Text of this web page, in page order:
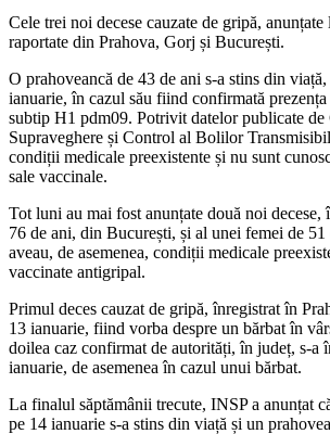
Cele trei noi decese cauzate de gripă,
raportate din Prahova, Gorj și București.
O prahoveancă de 43 de ani s-a stins din
ianuarie, în cazul său fiind confirmată
subtip H1 pdm09. Potrivit datelor publicate
Supraveghere și Control al Bolilor
condiții medicale preexistente și nu sunt
sale vaccinale.
Tot luni au mai fost anunțate două noi decese,
76 de ani, din București, și al unei femei de
aveau, de asemenea, condiții medicale
vaccinate antigripal.
Primul deces cauzat de gripă, înregistrat în
13 ianuarie, fiind vorba despre un bărbat în
doilea caz confirmat de autorități, în județ, s-a
ianuarie, de asemenea în cazul unui bărbat.
La finalul săptămânii trecute, INSP a anunțat
pe 14 ianuarie s-a stins din viață și un